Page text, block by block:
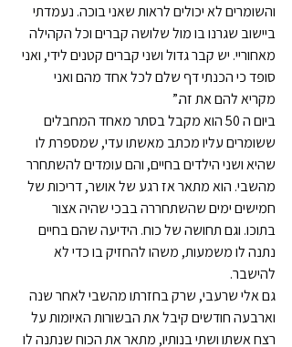
והשומרים לא יכולים לראות שאני בוכה. נעמדתי
ביישוב שגרנו בו מול שלושה קברים וכל הקהילה
מאחוריי. יש קבר גדול ושני קברים קטנים לידי, ואני
סופד כי הכנתי דף שלם לכל אחד מהם ואני
מקריא להם את זה.”
ביום ה 50 הוא מקבל בסתר מאחד המחבלים
ששומרים עליו מכתב מאשתו עדי, שמספרת לו
שהיא ושני הילדים בחיים, והם עומדים להשתחרר
מהשבי. הוא מתאר אז רגע של אושר, דריכות של
חמישים ימים שהשתחררה בבכי שהיה אצור
בתוכו. וגם תחושה של כוח. הידיעה שהם בחיים
נתנה לו משמעות, משהו להחזיק בו כדי לא
להישבר.
גם אלי שרעבי, שרק בחזרתו מהשבי לאחר שנה
וארבעה חודשים קיבל את הבשורות האיומות על
רצח אשתו ושתי בנותיו, מתאר את הכוח שנתנה לו